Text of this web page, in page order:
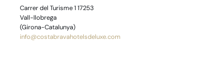
Carrer del Turisme 1 17253
Vall-llobrega
(Girona-Catalunya)
info@costabravahotelsdeluxe.com